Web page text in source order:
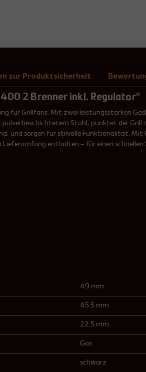
zur Produktsicherheit
2 Brenner inkl. Regulator"
für Grillfans. Mit zwei leistungsstarken
pulverbeschichtetem Stahl, punktet der
und sorgen für stilvolle Funktionalität.
Lieferumfang enthalten – für einen
49 mm
45.5 mm
22.5 mm
Gas
schwarz